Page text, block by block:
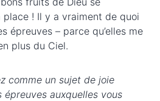
! Il y a vraiment de quoi
épreuves – parce qu’elles me
plus du Ciel.
comme un sujet de joie
auxquelles vous